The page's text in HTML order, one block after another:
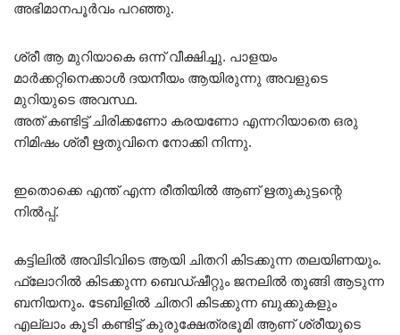
അഭിമാനപൂർവം പറഞ്ഞു.
ശ്രീ ആ മുറിയാകെ ഒന്ന് വീക്ഷിച്ചു. പാളയം
മാർക്കറ്റിനെക്കാൾ ദയനീയം ആയിരുന്നു അവളുടെ
മുറിയുടെ അവസ്ഥ.
അത് കണ്ടിട്ട് ചിരിക്കണോ കരയണോ എന്നറിയാതെ ഒരു
നിമിഷം ശ്രീ ഋതുവിനെ നോക്കി നിന്നു.
ഇതൊക്കെ എന്ത് എന്ന രീതിയിൽ ആണ് ഋതുകുട്ടന്റെ
നിൽപ്പ്.
കട്ടിലിൽ അവിടിവിടെ ആയി ചിതറി കിടക്കുന്ന തലയിണയും.
ഫ്ലോറിൽ കിടക്കുന്ന ബെഡ്ഷീറ്റും ജനലിൽ തൂങ്ങി ആടുന്ന
ബനിയനും. ടേബിളിൽ ചിതറി കിടക്കുന്ന ബുക്കുകളും
എല്ലാം കൂടി കണ്ടിട്ട് കുരുക്ഷേത്രഭൂമി ആണ് ശ്രീയുടെ